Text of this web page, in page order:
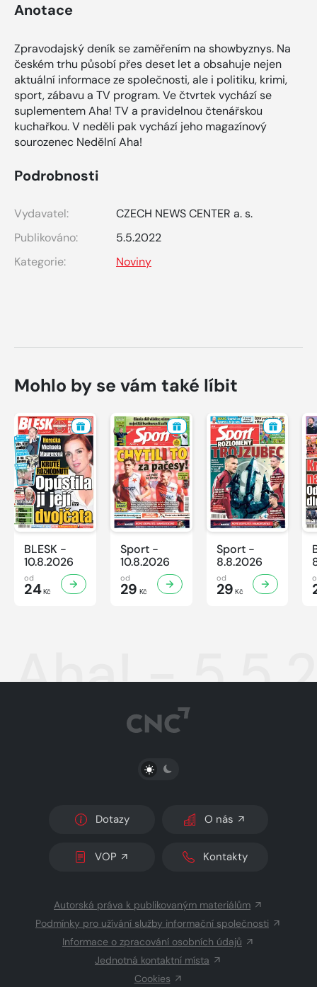
Anotace
Zpravodajský deník se zaměřením na showbyznys. Na
českém trhu působí přes deset let a obsahuje nejen
aktuální informace ze společnosti, ale i politiku, krimi,
sport, zábavu a TV program. Ve čtvrtek vychází se
suplementem Aha! TV a pravidelnou čtenářskou
kuchařkou. V neděli pak vychází jeho magazínový
sourozenec Nedělní Aha!
Podrobnosti
Vydavatel:
CZECH NEWS CENTER a. s.
Publikováno:
5.5.2022
Kategorie:
Noviny
Mohlo by se vám také líbit
BLESK -
10.8.2026
od
24Kč
Sport -
10.8.2026
od
29 Kč
Sport -
8.8.2026
od
29 Kč
Aha! -
PŘEPNOUT SVĚTLÝ/TMAVÝ REŽIM
Dotazy O nás
VOP Kontakty
Autorská práva k publikovaným materiálům
Podmínky pro užívání služby informační společnosti
Informace o zpracování osobních údajů
Jednotná kontaktní místa
Cookies